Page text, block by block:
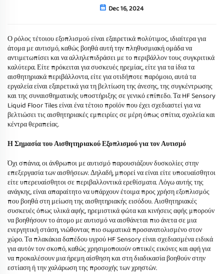
Dec 16, 2024
Ο ρόλος τέτοιου εξοπλισμού είναι εξαιρετικά πολύτιμος, ιδιαίτερα για
άτομα με αυτισμό, καθώς βοηθά αυτή την πληθυσμιακή ομάδα να
αντιμετωπίσει και να αλληλεπιδράσει με το περιβάλλον τους συγκριτικά
καλύτερα. Είτε πρόκειται για συσκευές ηρεμίας, είτε για τα ίδια τα
αισθητηριακά περιβάλλοντα, είτε για οτιδήποτε παρόμοιο, αυτά τα
εργαλεία είναι εξαιρετικά για τη βελτίωση της άνεσης, της συγκέντρωσης
και της συναισθηματικής υποστήριξης σε γενικό επίπεδο. Τα HF Sensory
Liquid Floor Tiles είναι ένα τέτοιο προϊόν που έχει σχεδιαστεί για να
βελτιώσει τις αισθητηριακές εμπειρίες σε μέρη όπως σπίτια, σχολεία και
κέντρα θεραπείας.
Η Σημασία του Αισθητηριακού Εξοπλισμού για τον Αυτισμό
Όχι σπάνια, οι άνθρωποι με αυτισμό παρουσιάζουν δυσκολίες στην
επεξεργασία των αισθήσεων. Δηλαδή, μπορεί να είναι είτε υποευαίσθητοι
είτε υπερευαίσθητοι σε περιβαλλοντικά ερεθίσματα. Λόγω αυτής της
ανάγκης, είναι απαραίτητο να υπάρχουν έτοιμα προς χρήση εξοπλισμός
που βοηθά στη μείωση της αισθητηριακής εισόδου. Αισθητηριακές
συσκευές όπως υλικά αφής, ηρεμιστικά φώτα και κινήσεις αφής μπορούν
να βοηθήσουν το άτομο με αυτισμό να αισθάνεται πιο άνετα σε μια
ενεργητική στάση, νιώθοντας πιο σωματικά προσανατολισμένο στον
χώρο. Τα πλακάκια δαπέδου υγρού HF Sensory είναι σχεδιασμένα ειδικά
για αυτόν τον σκοπό, καθώς χρησιμοποιούν οπτικές εικόνες και αφή για
να προκαλέσουν μια ήρεμη αίσθηση και στη διαδικασία βοηθούν στην
εστίαση ή την χαλάρωση της προσοχής των χρηστών.